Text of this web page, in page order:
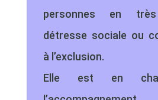
personnes en
détresse sociale ou
à l’exclusion.
Elle est en